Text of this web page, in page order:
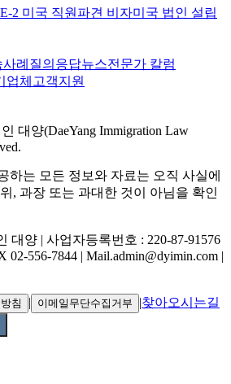
E-2 미국 직원파견 비자미국 법인 설립
례 질의응답뉴스전문가 칼럼
업체 고객지원
대양(DaeYang Immigration Law
하는 모든 정보와 자료는 오직 사실에
, 과장 또는 과대한 것이 아님을 확인
대양 | 사업자등록번호 : 220-87-91576
02-556-7844 | Mail.admin@dyimin.com |
침 | 이메일무단수집거부 |찾아오시는길